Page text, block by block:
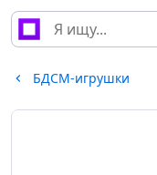
БДСМ-игрушки